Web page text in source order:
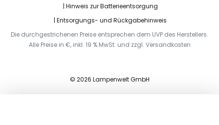
Hinweis zur Batterieentsorgung
Entsorgungs- und Rückgabehinweis
Die durchgestrichenen Preise entsprechen dem UVP des Herstellers.
Alle Preise in €, inkl. 19 % MwSt. und zzgl. Versandkosten
© 2026 Lampenwelt GmbH